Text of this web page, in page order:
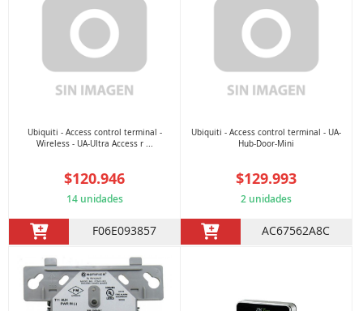
Ubiquiti - Access control terminal -
Wireless - UA-Ultra Access r ...
$120.946
14 unidades
F06E093857
Ubiquiti - Access control terminal - UA-
Hub-Door-Mini
$129.993
2 unidades
AC67562A8C